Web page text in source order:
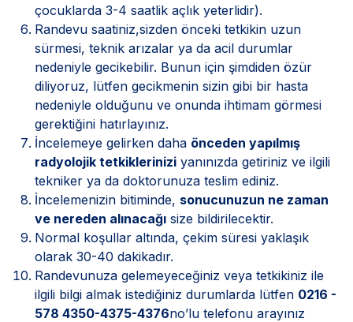
çocuklarda 3-4 saatlik açlık yeterlidir).
Randevu saatiniz,sizden önceki tetkikin uzun
sürmesi, teknik arızalar ya da acil durumlar
nedeniyle gecikebilir. Bunun için şimdiden özür
diliyoruz, lütfen gecikmenin sizin gibi bir hasta
nedeniyle olduğunu ve onunda ihtimam görmesi
gerektiğini hatırlayınız.
İncelemeye gelirken daha önceden yapılmış
radyolojik tetkiklerinizi yanınızda getiriniz ve ilgili
tekniker ya da doktorunuza teslim ediniz.
İncelemenizin bitiminde, sonucunuzun ne zaman
ve nereden alınacağı size bildirilecektir.
Normal koşullar altında, çekim süresi yaklaşık
olarak 30-40 dakikadır.
Randevunuza gelemeyeceğiniz veya tetkikiniz ile
ilgili bilgi almak istediğiniz durumlarda lütfen 0216 -
578 4350-4375-4376no’lu telefonu arayınız